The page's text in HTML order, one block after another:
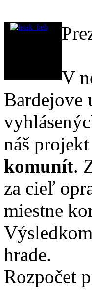
V
Bardejove
náš projekt
komunít.
za cieľ
miestne
hrade.
Rozpočet